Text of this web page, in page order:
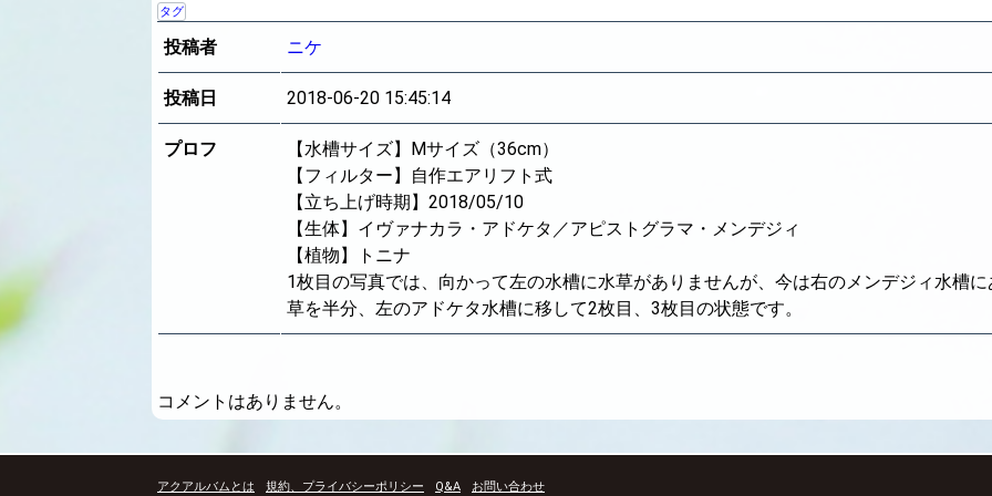
タグ
投稿者 ニケ
投稿日 2018-06-20 15:45:14
プロフ
【水槽サイズ】Mサイズ（36cm）
【フィルター】自作エアリフト式
【立ち上げ時期】2018/05/10
【生体】イヴァナカラ・アドケタ／アピストグラマ・メンデジィ
【植物】トニナ
1枚目の写真では、向かって左の水槽に水草がありませんが、今は右のメンデジィ水槽
草を半分、左のアドケタ水槽に移して2枚目、3枚目の状態です。
コメントはありません。
アクアルバムとは 規約、プライバシーポリシー Q&A お問い合わせ